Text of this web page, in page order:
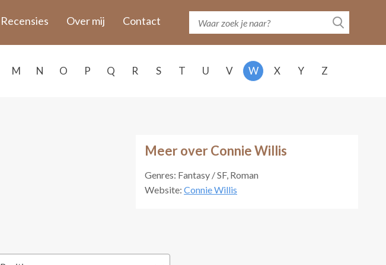
Recensies Over mij Contact
M N O P Q R S T U V W X Y Z
Meer over Connie Willis
Genres: Fantasy / SF, Roman
Website: Connie Willis